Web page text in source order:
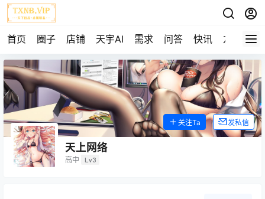
首页 圈子 店铺 天宇AI 需求 问答 快讯 友链
天上网络
高中 Lv3
关注Ta 发私信